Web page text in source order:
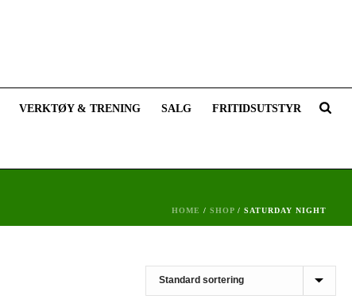
VERKTØY & TRENING SALG FRITIDSUTSTYR
HOME / SHOP / SATURDAY NIGHT